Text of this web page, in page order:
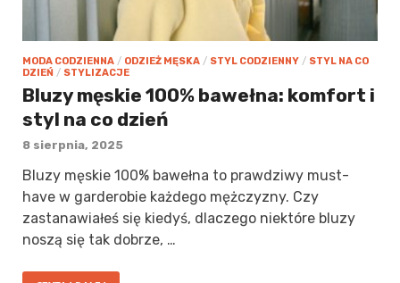
MODA CODZIENNA / ODZIEŻ MĘSKA / STYL CODZIENNY / STYL NA CO
DZIEŃ / STYLIZACJE
Bluzy męskie 100% bawełna: komfort i
styl na co dzień
8 sierpnia, 2025
Bluzy męskie 100% bawełna to prawdziwy must-
have w garderobie każdego mężczyzny. Czy
zastanawiałeś się kiedyś, dlaczego niektóre bluzy
noszą się tak dobrze, …